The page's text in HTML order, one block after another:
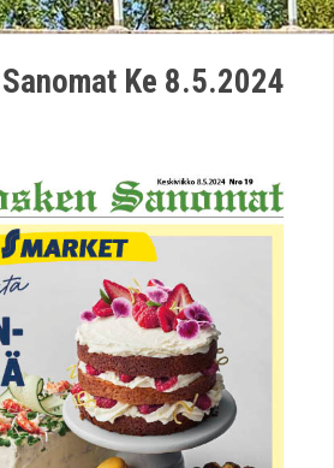
Ke 8.5.2024